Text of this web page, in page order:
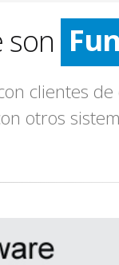
son
clientes
otros